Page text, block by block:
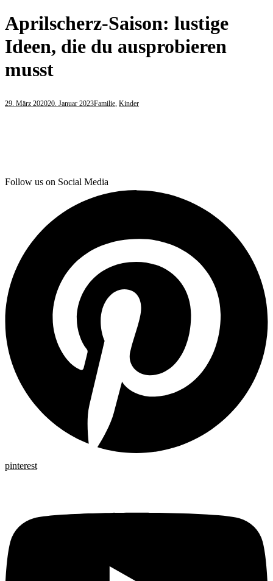
Aprilscherz-Saison: lustige
Ideen, die du ausprobieren
musst
29. März 202020. Januar 2023Familie Kinder
Follow us on Social Media
pinterest